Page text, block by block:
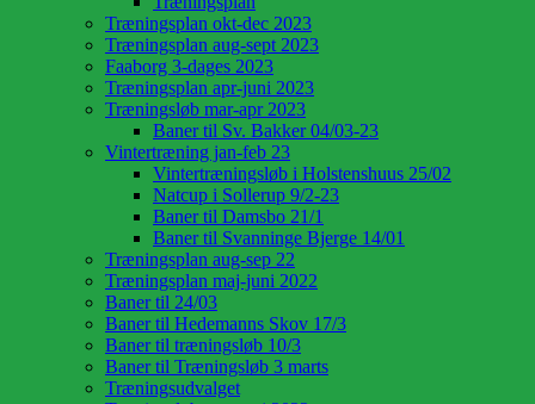
Træningsplan okt-dec 2023
Træningsplan aug-sept 2023
Faaborg 3-dages 2023
Træningsplan apr-juni 2023
Træningsløb mar-apr 2023
Baner til Sv. Bakker 04/03-23
Vintertræning jan-feb 23
Vintertræningsløb i Holstenshuus 25/02
Natcup i Sollerup 9/2-23
Baner til Damsbo 21/1
Baner til Svanninge Bjerge 14/01
Træningsplan aug-sep 22
Træningsplan maj-juni 2022
Baner til 24/03
Baner til Hedemanns Skov 17/3
Baner til træningsløb 10/3
Baner til Træningsløb 3 marts
Træningsudvalget